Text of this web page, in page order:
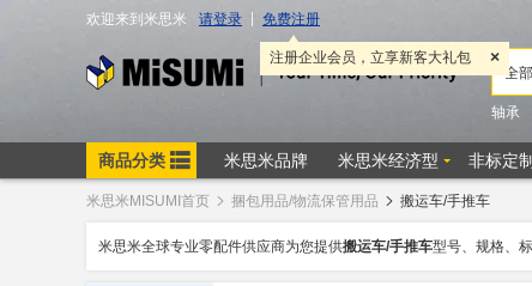
米思米MISUMI首页 捆包用品/物流保管用品 搬运车/手推车
米思米全球专业零配件供应商为您提供搬运车/手推车型号、规格、